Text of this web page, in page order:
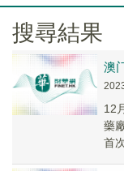
搜尋結果
澳
12
藥
首